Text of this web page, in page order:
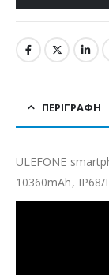
ΠΕΡΙΓΡΑΦΉ
ULEFONE
10360mAh,